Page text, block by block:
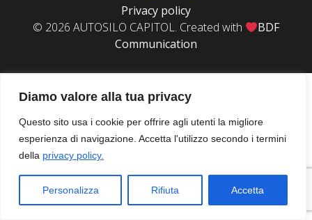
Diamo valore alla tua privacy
Questo sito usa i cookie per offrire agli utenti la migliore
esperienza di navigazione. Accetta l'utilizzo secondo i termini
della privacy policy.
Personalizza Rifiuta Accetta
Privacy policy
© 2026 AUTOSILO CAPITOL. Created with
BDF
Communication